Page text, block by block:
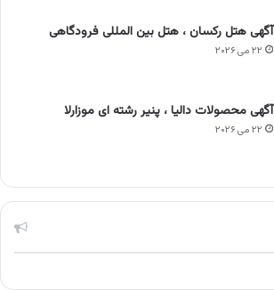
آگهی هتل رکسان ، هتل بین المللی فرودگاهی
۲۲ می ۲۰۲۶
آگهی محصولات دالیا ، پنیر رشته ای موزارلا
۲۲ می ۲۰۲۶